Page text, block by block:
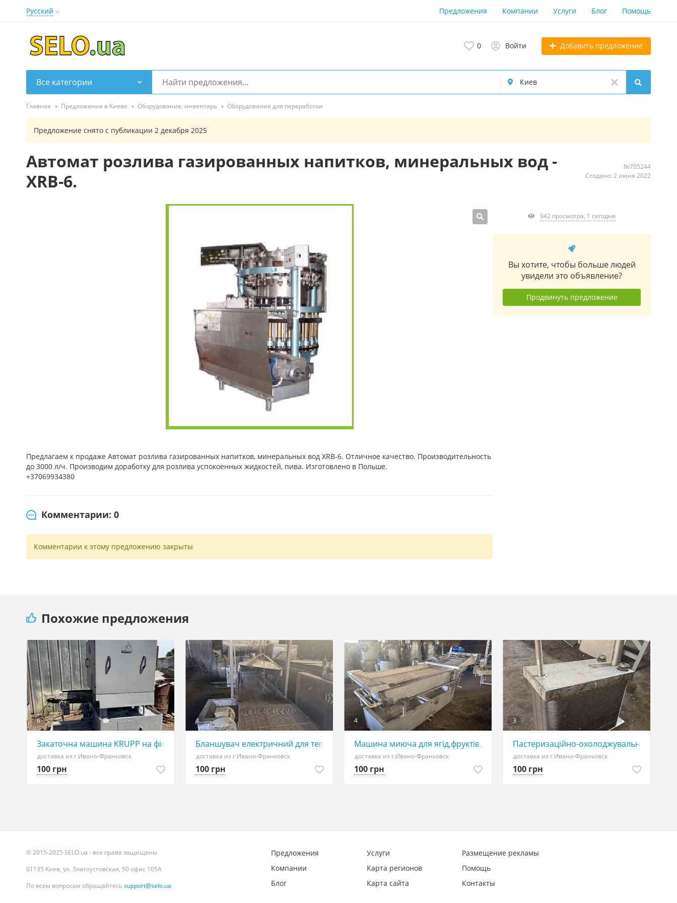
Русский Предложения Компании Услуги Блог Помощь
0 Войти Добавить предложение
Все категории
Главная Предложения в Киеве Оборудование, инвентарь Оборудование для переработки
Предложение снято с публикации 2 декабря 2025
Автомат розлива газированных напитков, минеральных вод -
XRB-6.
№705244
Создано: 2 июня 2022
Предлагаем к продаже Автомат розлива газированных напитков, минеральных вод XRB-6. Отличное качество. Производительность
до 3000 л/ч. Производим доработку для розлива успокоенных жидкостей, пива. Изготовлено в Польше.
+37069934380
Комментарии: 0
Комментарии к этому предложению закрыты
942 просмотра, 1 сегодня
Вы хотите, чтобы больше людей
увидели это объявление?
Продвинуть предложение
Похожие предложения
6
Закаточна машина KRUPP на фігурну банку
доставка из г.Ивано-Франковск
100 грн
4
Бланшувач електричний для теплової обробки овочів та фруктів
доставка из г.Ивано-Франковск
100 грн
4
Машина миюча для ягід,фруктів,зелені
доставка из г.Ивано-Франковск
100 грн
3
Пастеризаційно-охолоджувальна
доставка из г.Ивано-Франковск
100 грн
© 2015-2025 SELO.ua - все права защищены
01135 Киев, ул. Златоустовская, 50 офис 105А
По всем вопросам обращайтесьsupport@selo.ua
Предложения
Компании
Блог
Услуги
Карта регионов
Карта сайта
Размещение рекламы
Помощь
Контакты